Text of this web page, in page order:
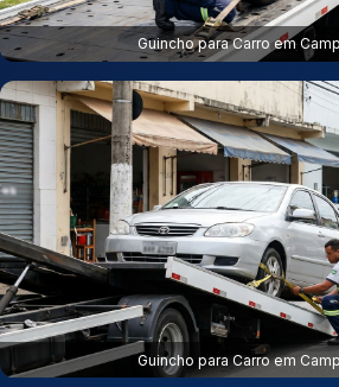
Guincho para Carro em
Guincho para Carro em